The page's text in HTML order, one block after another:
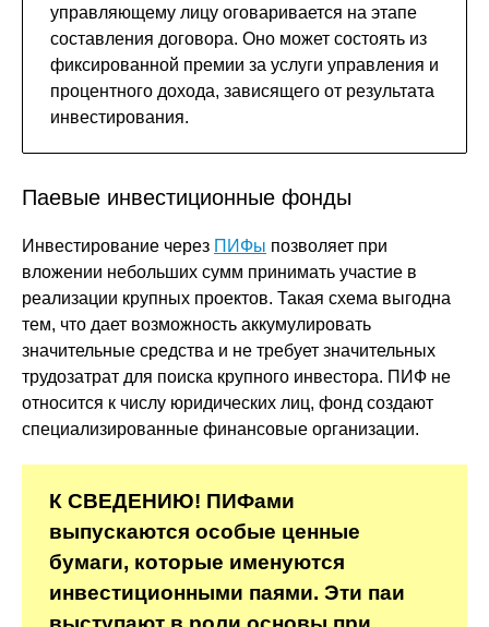
управляющему лицу оговаривается на этапе
составления договора. Оно может состоять из
фиксированной премии за услуги управления и
процентного дохода, зависящего от результата
инвестирования.
Паевые инвестиционные фонды
Инвестирование через ПИФы позволяет при
вложении небольших сумм принимать участие в
реализации крупных проектов. Такая схема выгодна
тем, что дает возможность аккумулировать
значительные средства и не требует значительных
трудозатрат для поиска крупного инвестора. ПИФ не
относится к числу юридических лиц, фонд создают
специализированные финансовые организации.
К СВЕДЕНИЮ! ПИФами
выпускаются особые ценные
бумаги, которые именуются
инвестиционными паями. Эти паи